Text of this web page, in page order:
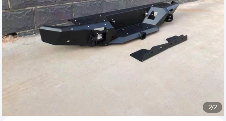
2/2